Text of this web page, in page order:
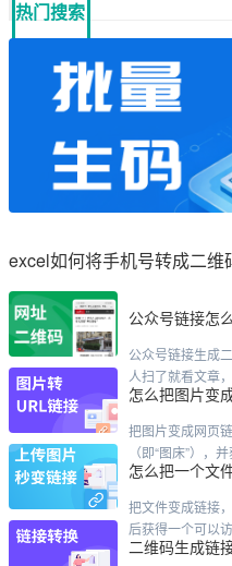
热门搜索
excel如何将手机号转成二维
公众号链接怎
公众号链接生成
人扫了就看文章
多。我直接说几
理，找到那篇已
个"生成二维码"
着。点一下，二
是永久有效的，
怎么把图片变
把图片变成网页
（即“图床”），
任何人通过这个
推荐工具/平台核
ary、Maiimg、
怎么把一个文
把文件变成链接
后获得一个可以
方式，看你的习
二维码生成链